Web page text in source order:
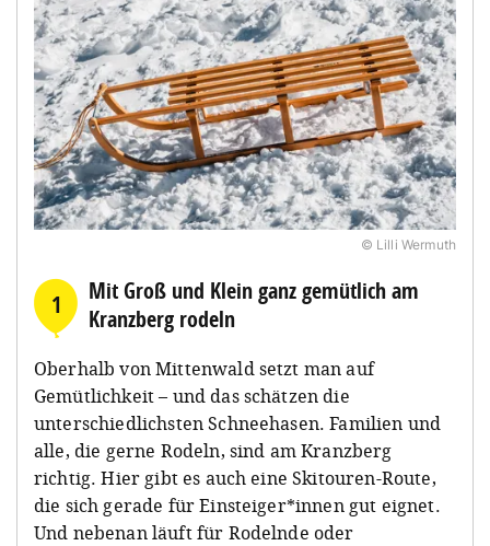
© Lilli Wermuth
1
Mit Groß und Klein ganz gemütlich am
Kranzberg rodeln
Oberhalb von Mittenwald setzt man auf
Gemütlichkeit – und das schätzen die
unterschiedlichsten Schneehasen. Familien und
alle, die gerne Rodeln, sind am Kranzberg
richtig. Hier gibt es auch eine Skitouren-Route,
die sich gerade für Einsteiger*innen gut eignet.
Und nebenan läuft für Rodelnde oder